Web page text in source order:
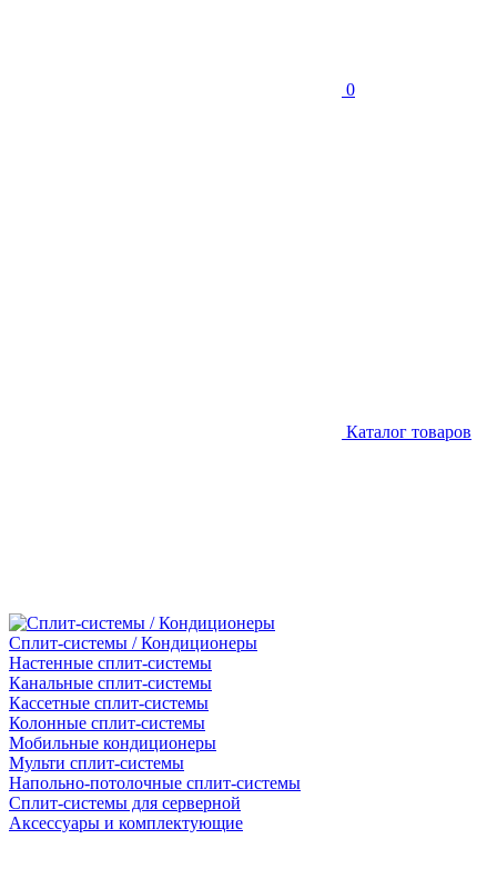
0
Каталог товаров
Сплит-системы / Кондиционеры
Настенные сплит-системы
Канальные сплит-системы
Кассетные сплит-системы
Колонные сплит-системы
Мобильные кондиционеры
Мульти сплит-системы
Напольно-потолочные сплит-системы
Сплит-системы для серверной
Аксессуары и комплектующие